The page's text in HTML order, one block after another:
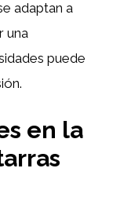
adaptan a
una
puede
en la